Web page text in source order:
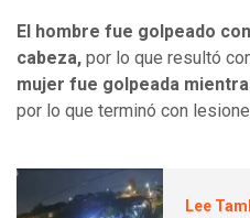
El hombre fue golpeado
cabeza, por lo que resultó
mujer fue golpeada
por lo que terminó con
Lee